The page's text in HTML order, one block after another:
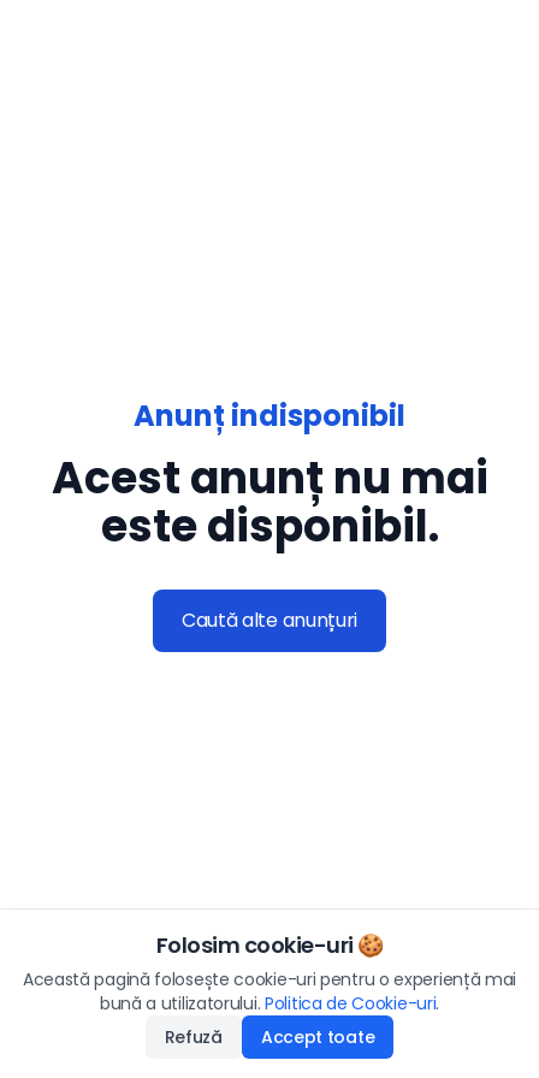
Anunț indisponibil
Acest anunț nu mai
este disponibil.
Caută alte anunțuri
Folosim cookie-uri 🍪
Această pagină folosește cookie-uri pentru o experiență mai
bună a utilizatorului. Politica de Cookie-uri.
Refuză
Accept toate